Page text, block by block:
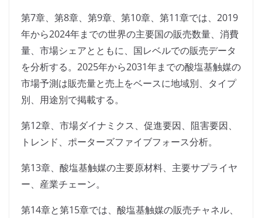
第7章、第8章、第9章、第10章、第11章では、2019
年から2024年までの世界の主要国の販売数量、消費
量、市場シェアとともに、国レベルでの販売データ
を分析する。2025年から2031年までの酸塩基触媒の
市場予測は販売量と売上をベースに地域別、タイプ
別、用途別で掲載する。
第12章、市場ダイナミクス、促進要因、阻害要因、
トレンド、ポーターズファイブフォース分析。
第13章、酸塩基触媒の主要原材料、主要サプライヤ
ー、産業チェーン。
第14章と第15章では、酸塩基触媒の販売チャネル、